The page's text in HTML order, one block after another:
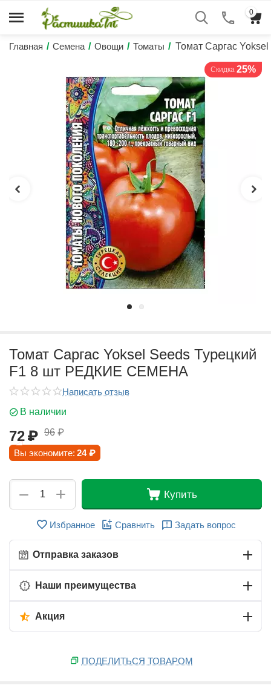
0
Главная / Семена / Овощи / Томаты / Томат Саргас
Скидка 25%
Томат Саргас Yoksel Seeds Турецкий
F1 8 шт РЕДКИЕ СЕМЕНА
Написать отзыв
В наличии
72₽ 96 ₽
Вы экономите: 24 ₽
+
− Купить
Избранное Сравнить Задать вопрос
Отправка заказов
Наши преимущества
Акция
ПОДЕЛИТЬСЯ ТОВАРОМ